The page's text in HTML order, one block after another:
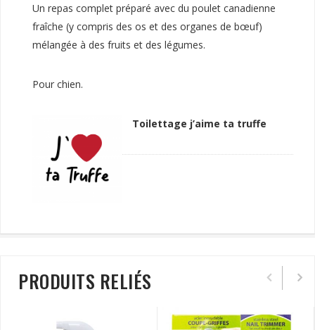
Un repas complet préparé avec du poulet canadienne
fraîche (y compris des os et des organes de bœuf)
mélangée à des fruits et des légumes.
Pour chien.
Toilettage j’aime ta truffe
PRODUITS RELIÉS